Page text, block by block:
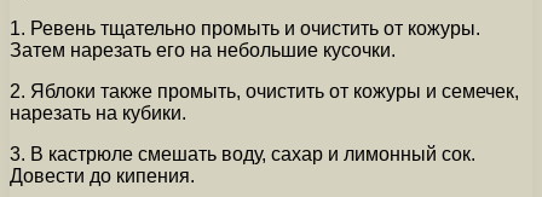
1. Ревень тщательно промыть и очистить от кожуры.
Затем нарезать его на небольшие кусочки.
2. Яблоки также промыть, очистить от кожуры и семечек,
нарезать на кубики.
3. В кастрюле смешать воду, сахар и лимонный сок.
Довести до кипения.